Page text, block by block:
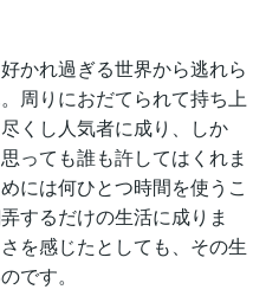
かれ過ぎる世界から逃れら
周りにおだてられて持ち上
くし人気者に成り、しか
っても誰も許してはくれま
には何ひとつ時間を使うこ
するだけの生活に成りま
を感じたとしても、その生
です。